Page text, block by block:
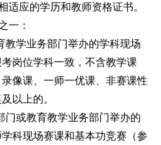
适应的学历和教师资格证书。
一：
学业务部门举办的学科现场
岗位学科一致，不含教学课
像课、一师一优课、非赛课性
以上的。
或教育教学业务部门举办的
科现场赛课和基本功竞赛（参